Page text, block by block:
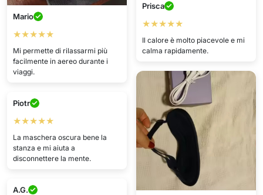
Prisca
★★★★★
Il calore è molto piacevole e mi
calma rapidamente.
Mario
★★★★★
Mi permette di rilassarmi più
facilmente in aereo durante i
viaggi.
Piotr
★★★★★
La maschera oscura bene la
stanza e mi aiuta a
disconnettere la mente.
A.G.